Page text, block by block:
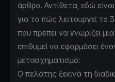
άρθρο. Αντίθετα, εδώ
για το πώς λειτουργεί το
που πρέπει να γνωρίζει
επιθυμεί να εφαρμόσει
μετασχηματισμό:
Ο πελάτης ξεκινά τη